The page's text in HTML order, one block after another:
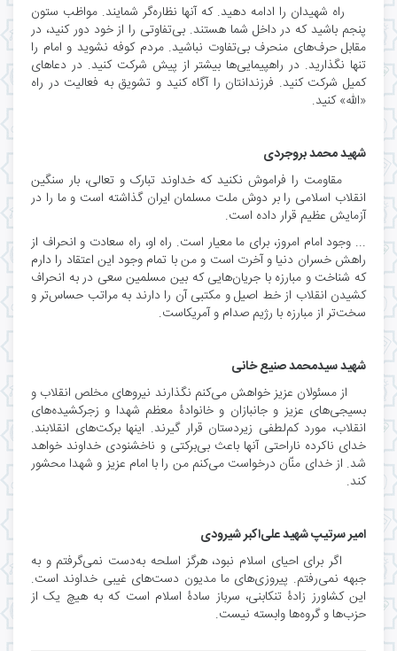
راه شهیدان را ادامه دهید. که آنها نظاره‌گر شمایند. مواظب ستون
پنجم باشید که در داخل شما هستند. بی‌تفاوتی را از خود دور کنید، در
مقابل حرف‌های منحرف بی‌تفاوت نباشید. مردم کوفه نشوید و امام را
تنها نگذارید. در راهپیمایی‌ها بیشتر از پیش شرکت کنید. در دعاهای
کمیل شرکت کنید. فرزندانتان را آگاه کنید و تشویق به فعالیت در راه
«الله» کنید.
شهید محمد بروجردی
مقاومت را فراموش نکنید که خداوند تبارک و تعالی، بار سنگین
انقلاب اسلامی را بر دوش ملت مسلمان ایران گذاشته است و ما را در
آزمایش عظیم قرار داده است.
... وجود امام امروز، برای ما معیار است. راه او، راه سعادت و انحراف از
راهش خسران دنیا و آخرت است و من با تمام وجود این اعتقاد را دارم
که شناخت و مبارزه با جریان‌هایی که بین مسلمین سعی در به انحراف
کشیدن انقلاب از خط اصیل و مکتبی آن را دارند به مراتب حساس‌تر و
سخت‌تر از مبارزه با رژیم صدام و آمریکاست.
شهید سیدمحمد صنیع خانی
از مسئولان عزیز خواهش می‌کنم نگذارند نیروهای مخلص انقلاب و
بسیجی‌های عزیز و جانبازان و خانوادۀ معظم شهدا و زجرکشیده‌های
انقلاب، مورد کم‌لطفی زیردستان قرار گیرند. اینها برکت‌های انقلابند.
خدای ناکرده ناراحتی آنها باعث بی‌برکتی و ناخشنودی خداوند خواهد
شد. از خدای منّان درخواست می‌کنم من را با امام عزیز و شهدا محشور
کند.
امیر سرتیپ شهید علی‌اکبر شیرودی
اگر برای احیای اسلام نبود، هرگز اسلحه به‌دست نمی‌گرفتم و به
جبهه نمی‌رفتم. پیروزی‌های ما مدیون دست‌های غیبی خداوند است.
این کشاورز زادۀ تنکابنی، سرباز سادۀ اسلام است که به هیچ یک از
حزب‌ها و گروه‌ها وابسته نیست.